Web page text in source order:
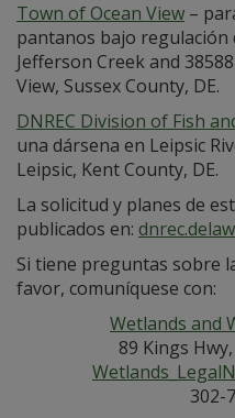
Town of Ocean View –
pantanos bajo regulación
Jefferson Creek and
View, Sussex County, DE.
DNREC Division of Fish
una dársena en Leipsic
Leipsic, Kent County, DE.
La solicitud y planes de
publicados en:
Si tiene preguntas sobre
favor, comuníquese con:
Wetlands and
89 Kings
302-